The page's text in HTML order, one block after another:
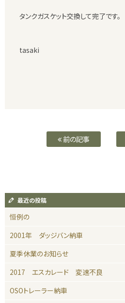
タンクガスケット交換して完了です。
tasaki
前の記事
最近の投稿
恒例の
2001年 ダッジバン納車
夏季休業のお知らせ
2017 エスカレード 変速不良
OSOトレーラー納車